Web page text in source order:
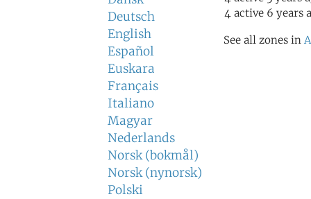
Deutsch
English
Español
Euskara
Français
Italiano
Magyar
Nederlands
Norsk (bokmål)
Norsk (nynorsk)
Polski
4 active 6 years
See all zones in